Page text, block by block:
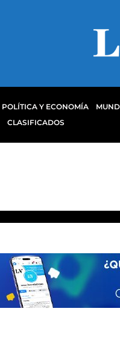
POLÍTICA Y ECONOMÍA
CLASIFICADOS